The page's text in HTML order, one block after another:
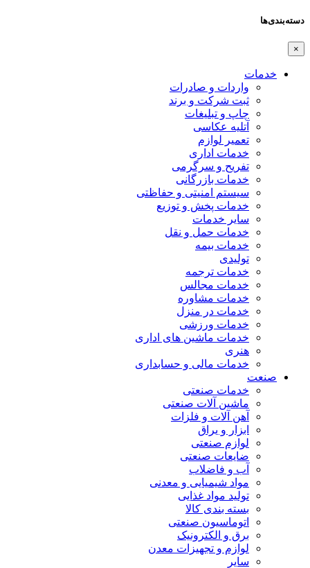
دسته‌بندی‌ها
×
خدمات
واردات و صادرات
ثبت شرکت و برند
چاپ و تبلیغات
آتلیه عکاسی
تعمیر لوازم
خدمات اداری
تفریح و سرگرمی
خدمات بازرگانی
سیستم امنیتی و حفاظتی
خدمات پخش و توزیع
سایر خدمات
خدمات حمل و نقل
خدمات بیمه
تولیدی
خدمات ترجمه
خدمات مجالس
خدمات مشاوره
خدمات در منزل
خدمات ورزشی
خدمات ماشین های اداری
هنری
خدمات مالی و حسابداری
صنعت
خدمات صنعتی
ماشین آلات صنعتی
آهن آلات و فلزات
ابزار و یراق
لوازم صنعتی
ضایعات صنعتی
آب و فاضلاب
مواد شیمیایی و معدنی
تولید مواد غذایی
بسته بندی کالا
اتوماسیون صنعتی
برق و الکترونیک
لوازم و تجهیزات معدن
سایر